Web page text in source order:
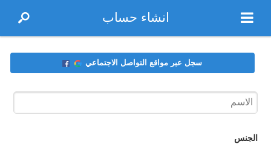
انشاء حساب
سجل عبر مواقع التواصل الاجتماعي
الجنس